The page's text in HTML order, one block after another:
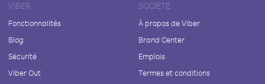
VIBER
Fonctionnalités
Blog
Sécurité
Viber Out
SOCIÉTÉ
À propos de Viber
Brand Center
Emplois
Termes et conditions